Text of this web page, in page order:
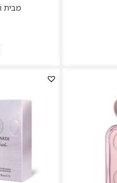
מבית Trussardi- טרוסרדי